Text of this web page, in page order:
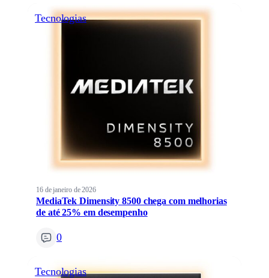
Tecnologias
16 de janeiro de 2026
MediaTek Dimensity 8500 chega com melhorias
de até 25% em desempenho
0
Tecnologias